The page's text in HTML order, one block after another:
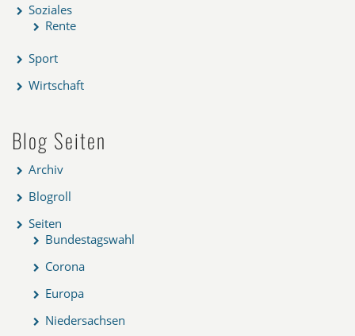
Soziales
Rente
Sport
Wirtschaft
Blog Seiten
Archiv
Blogroll
Seiten
Bundestagswahl
Corona
Europa
Niedersachsen